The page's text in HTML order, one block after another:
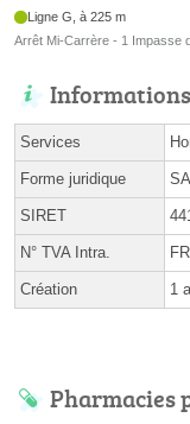
Ligne G, à 225 m
Arrêt Mi-Carrère - 1 Impasse
Informations
Services
Forme juridique
SIRET
N° TVA Intra.
Création 1
Pharmacies